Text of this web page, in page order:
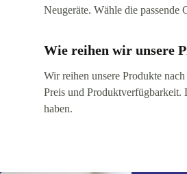
Neugeräte. Wähle die passende
Wie reihen wir unsere
Wir reihen unsere Produkte
Preis und Produktverfügbarkeit.
haben.